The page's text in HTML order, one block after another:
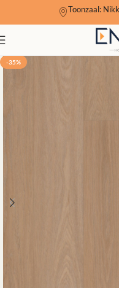
Toonzaal:
-35%